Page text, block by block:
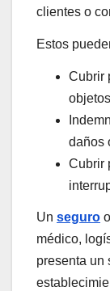
clientes o
Estos
Cubrir
daños
Cubrir
Un seguro
médico,
presenta un